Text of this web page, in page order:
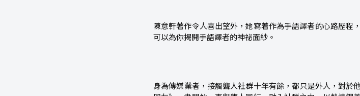
陳意軒著作令人喜出望外，她寫着作為手語譯者的心路歷
可以為你揭開手語譯者的神祕面紗。
身為傳媒業者，接觸聾人社群十年有餘，都只是外人，對